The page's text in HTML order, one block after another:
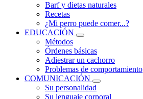
Barf y dietas naturales
Recetas
¿Mi perro puede comer...?
EDUCACIÓN
Métodos
Órdenes básicas
Adiestrar un cachorro
Problemas de comportamiento
COMUNICACIÓN
Su personalidad
Su lenguaje corporal